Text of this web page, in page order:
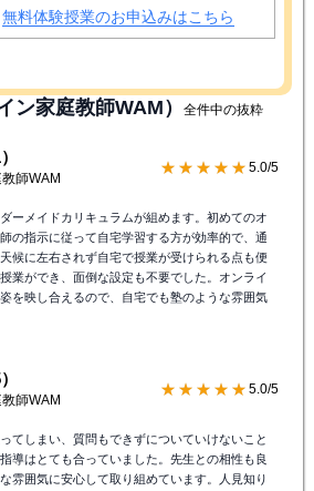
無料体験授業のお申込みはこちら
ン家庭教師WAM） 全件中の抜粋
師WAM
★★★★★ 5.0/5
ーメイドカリキュラムが組めます。初めてのオ
の指示に従って自宅学習する方が効率的で、通
候に左右されず自宅で授業が受けられる点も便
業ができ、面倒な設定も不要でした。オンライ
を映し合えるので、自宅でも塾のような雰囲気
師WAM
★★★★★ 5.0/5
てしまい、質問もできずについていけないこと
導はとても合っていました。先生との相性も良
雰囲気に安心して取り組めています。人見知り